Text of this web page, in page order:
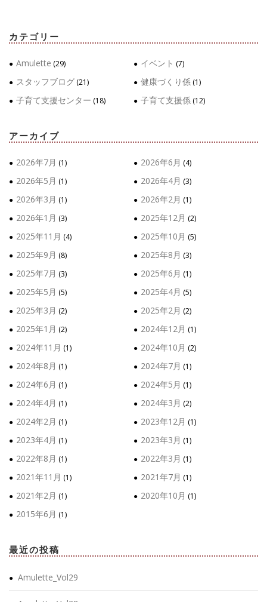
シ
ョ
カテゴリー
Amulette (29) イベント (7)
スタッフブログ (21) 健康づくり係 (1)
子育て支援センター (18) 子育て支援係 (12)
アーカイブ
2026年7月 (1) 2026年6月 (4)
2026年5月 (1) 2026年4月 (3)
2026年3月 (1) 2026年2月 (1)
2026年1月 (3) 2025年12月 (2)
2025年11月 (4) 2025年10月 (5)
2025年9月 (8) 2025年8月 (3)
2025年7月 (3) 2025年6月 (1)
2025年5月 (5) 2025年4月 (5)
2025年3月 (2) 2025年2月 (2)
2025年1月 (2) 2024年12月 (1)
2024年11月 (1) 2024年10月 (2)
2024年8月 (1) 2024年7月 (1)
2024年6月 (1) 2024年5月 (1)
2024年4月 (1) 2024年3月 (2)
2024年2月 (1) 2023年12月 (1)
2023年4月 (1) 2023年3月 (1)
2022年8月 (1) 2022年3月 (1)
2021年11月 (1) 2021年7月 (1)
2021年2月 (1) 2020年10月 (1)
2015年6月 (1)
最近の投稿
Amulette_Vol29